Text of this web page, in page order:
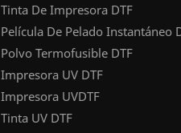
Tinta De Impresora DTF
Película De Pelado Instantáneo
Polvo Termofusible DTF
Impresora UV DTF
Impresora UVDTF
Tinta UV DTF